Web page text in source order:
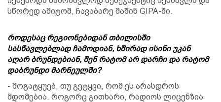
სწორედ ამიტომ, ჩავაბარე მაშინ GIPA-ში.
როდესაც რეგიონებიდან თბილისში
სასწავლებლად ჩამოდიან, ხშირად ისინი უკან
აღარ ბრუნდებიან, შენ რატომ არ დარჩი და რატომ
დაბრუნდი მარნეულში?
- მოგატყუებ, თუ გეტყვი, რომ ეს არასდროს
მდომებია. როგორც გითხარი, რადიოს ლიცენზია